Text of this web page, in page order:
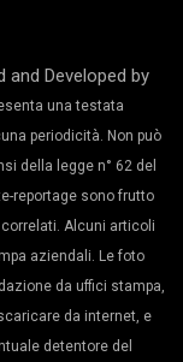
and Developed by
una testata
periodicità. Non può
della legge n° 62 del
reportage sono frutto
Alcuni articoli
aziendali. Le foto
da uffici stampa,
da internet, e
detentore del